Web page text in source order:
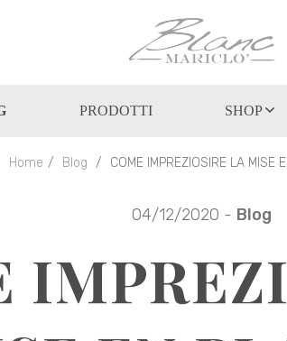
PRODOTTI SHOP
Home Blog COME IMPREZIOSIRE LA MISE
04/12/2020 - Blog